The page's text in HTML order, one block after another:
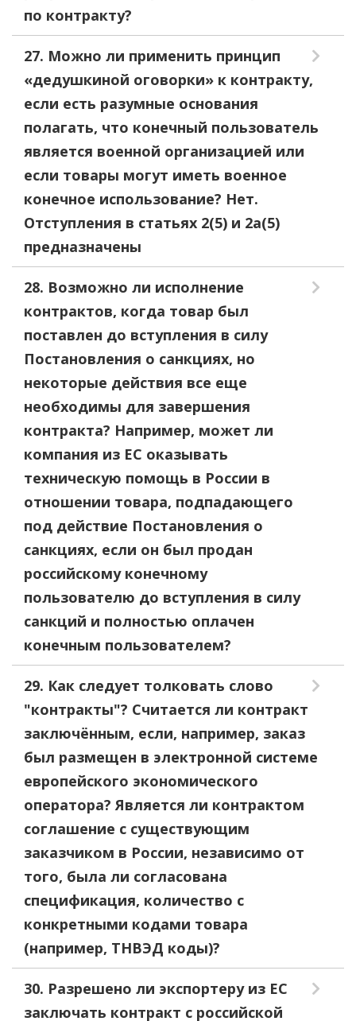
по контракту?
27. Можно ли применить принцип
«дедушкиной оговорки» к контракту,
если есть разумные основания
полагать, что конечный пользователь
является военной организацией или
если товары могут иметь военное
конечное использование? Нет.
Отступления в статьях 2(5) и 2a(5)
предназначены
28. Возможно ли исполнение
контрактов, когда товар был
поставлен до вступления в силу
Постановления о санкциях, но
некоторые действия все еще
необходимы для завершения
контракта? Например, может ли
компания из ЕС оказывать
техническую помощь в России в
отношении товара, подпадающего
под действие Постановления о
санкциях, если он был продан
российскому конечному
пользователю до вступления в силу
санкций и полностью оплачен
конечным пользователем?
29. Как следует толковать слово
"контракты"? Считается ли контракт
заключённым, если, например, заказ
был размещен в электронной системе
европейского экономического
оператора? Является ли контрактом
соглашение с существующим
заказчиком в России, независимо от
того, была ли согласована
спецификация, количество с
конкретными кодами товара
(например, ТНВЭД коды)?
30. Разрешено ли экспортеру из ЕС
заключать контракт с российской